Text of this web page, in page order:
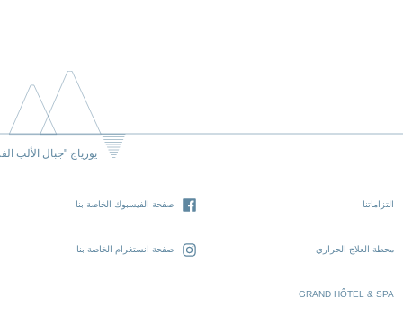
يورياج "جبال الألب
التزاماتنا
محطة العلاج الحراري
GRAND HÔTEL & SPA
صفحة الفيسبوك الخاصة بنا
صفحة انستغرام الخاصة بنا